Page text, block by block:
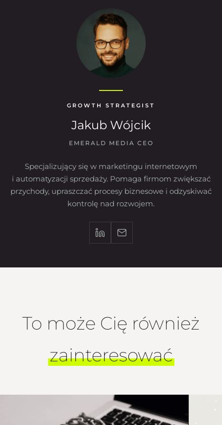
GROWTH STRATEGIST
Jakub Wójcik
EMERALD MEDIA CEO
Specjalizujący się w marketingu internetowym
i automatyzacji sprzedaży. Pomaga firmom zwiększać
przychody, upraszczać procesy biznesowe i odzyskiwać
kontrolę nad rozwojem.
To może Cię również
zainteresować